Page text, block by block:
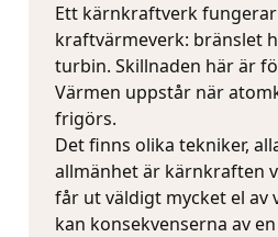
Ett kärnkraftverk
kraftvärmeverk: bränslet
turbin. Skillnaden här är
Värmen uppstår när
frigörs.
Det finns olika tekniker,
allmänhet är kärnkraften
får ut väldigt mycket el
kan konsekvenserna av